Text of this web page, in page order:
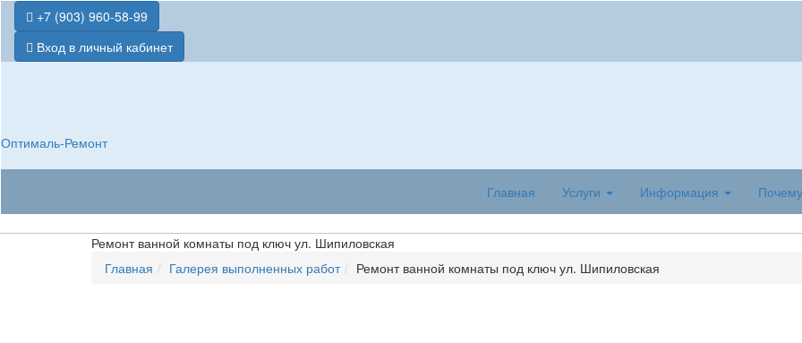
+7 (903) 960-58-99
Вход в личный кабинет
Оптималь-Ремонт
Главная Услуги Информация
Ремонт ванной комнаты под ключ ул. Шипиловская
Главная
Галерея выполненных работ Ремонт ванной комнаты под ключ ул. Шипиловская